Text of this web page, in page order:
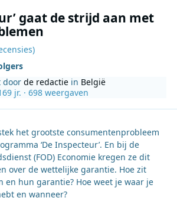
gaat de strijd aan met
doorde redactie in België
9 jr. · 698 weergaven
het grootste consumentenprobleem
‘De Inspecteur’. En bij de
(FOD) Economie kregen ze dit
over de wettelijke garantie. Hoe zit
en hun garantie? Hoe weet je waar je
en wanneer?